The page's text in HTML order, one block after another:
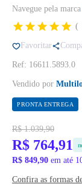
Navegue pela marca
Favoritar
Ref: 16611.5893.0
Vendido por
PRONTA ENTREGA
R$ 1.039,90
R$ 764,91
R$ 849,90 em até
Confira as formas